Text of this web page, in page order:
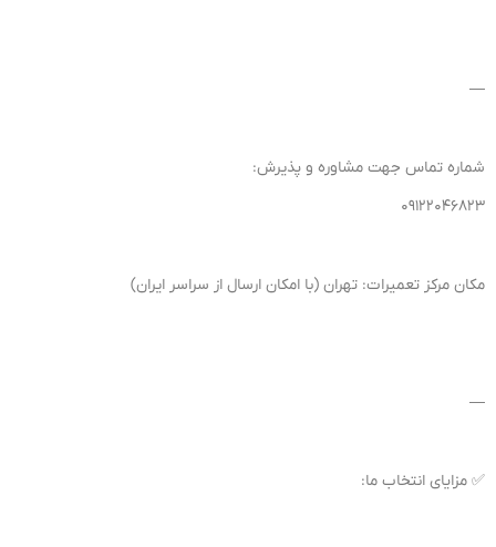
—
شماره تماس جهت مشاوره و پذیرش:
۰۹۱۲۲۰۴۶۸۲۳
مکان مرکز تعمیرات: تهران (با امکان ارسال از سراسر ایران)
—
✅ مزایای انتخاب ما: